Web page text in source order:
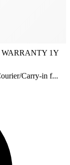
WARRANTY 1Y
Carry-in f...